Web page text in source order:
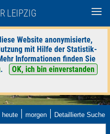
LEIPZIG
Website anonymisierte,
mit Hilfe der Statistik-
Informationen finden Sie
.
OK, ich bin einverstanden
heute | morgen | Detaillierte Suche